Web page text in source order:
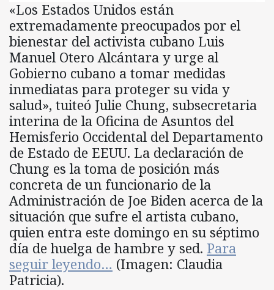
«Los Estados Unidos están
extremadamente preocupados por el
bienestar del activista cubano Luis
Manuel Otero Alcántara y urge al
Gobierno cubano a tomar medidas
inmediatas para proteger su vida y
salud», tuiteó Julie Chung, subsecretaria
interina de la Oficina de Asuntos del
Hemisferio Occidental del Departamento
de Estado de EEUU. La declaración de
Chung es la toma de posición más
concreta de un funcionario de la
Administración de Joe Biden acerca de la
situación que sufre el artista cubano,
quien entra este domingo en su séptimo
día de huelga de hambre y sed. Para
seguir leyendo… (Imagen: Claudia
Patricia).